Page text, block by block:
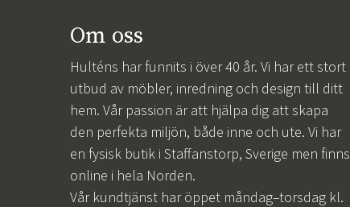
Om oss
Hulténs har funnits i över 40 år. Vi har ett stort
utbud av möbler, inredning och design till ditt
hem. Vår passion är att hjälpa dig att skapa
den perfekta miljön, både inne och ute. Vi har
en fysisk butik i Staffanstorp, Sverige men finns
online i hela Norden.
Vår kundtjänst har öppet måndag–torsdag kl.